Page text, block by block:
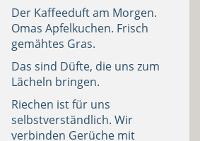
Der Kaffeeduft am Morgen.
Omas Apfelkuchen. Frisch
gemähtes Gras.
Das sind Düfte, die uns zum
Lächeln bringen.
Riechen ist für uns
selbstverständlich. Wir
verbinden Gerüche mit